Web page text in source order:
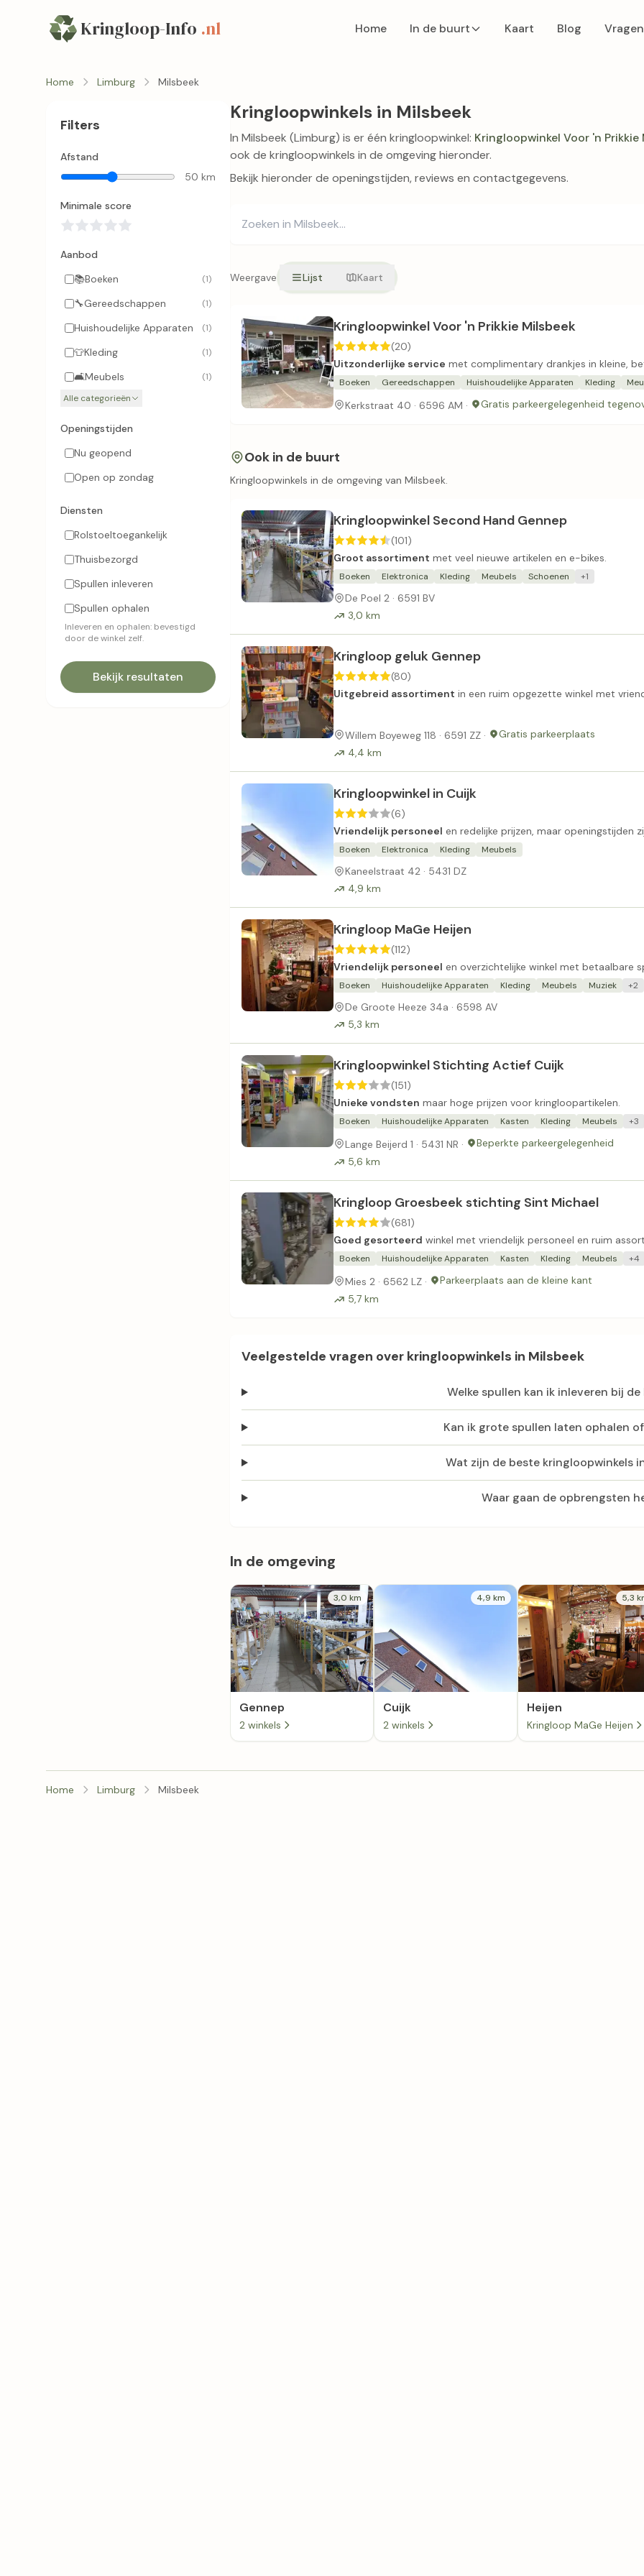
Kringloop-Info .nl Home In de buurt Kaart Blog
Home Limburg Milsbeek
Filters
Afstand
50 km
Minimale score
Aanbod
📚Boeken (1)
🔧Gereedschappen (1)
Huishoudelijke Apparaten (1)
👕Kleding (1)
🛋️Meubels
(1)
Alle categorieën
Openingstijden
Nu geopend
Open op zondag
Diensten
Rolstoeltoegankelijk
Thuisbezorgd
Spullen inleveren
Spullen ophalen
Inleveren en ophalen: bevestigd
door de winkel zelf.
Bekijk resultaten
Kringloopwinkels in Milsbeek
In Milsbeek (Limburg) is er één kringloopwinkel: Kringloopwinkel Voor 'n Prikkie
ook de kringloopwinkels in de omgeving hieronder.
Bekijk hieronder de openingstijden, reviews en contactgegevens.
Weergave Lijst Kaart
Kringloopwinkel Voor 'n Prikkie Milsbeek
(20)
Uitzonderlijke service met complimentary drankjes in kleine,
Boeken Gereedschappen Huishoudelijke Apparaten Kleding
Kerkstraat 40 · 6596 AM · Gratis parkeergelegenheid
Ook in de buurt
Kringloopwinkels in de omgeving van Milsbeek.
Kringloopwinkel Second Hand Gennep
(101)
Groot assortiment met veel nieuwe artikelen en e-bikes.
Boeken Elektronica Kleding Meubels Schoenen +1
De Poel 2 · 6591 BV
3,0 km
Kringloop geluk Gennep
(80)
Uitgebreid assortiment in een ruim opgezette winkel met
Willem Boyeweg 118 · 6591 ZZ ·
Gratis parkeerplaats
4,4 km
Kringloopwinkel in Cuijk
(6)
Vriendelijk personeel en redelijke prijzen, maar openingstijden
Boeken Elektronica Kleding Meubels
Kaneelstraat 42 · 5431 DZ
4,9 km
Kringloop MaGe Heijen
(112)
Vriendelijk personeel en overzichtelijke winkel met betaalbare
Boeken Huishoudelijke Apparaten Kleding Meubels Muziek +2
De Groote Heeze 34a · 6598 AV
5,3 km
Kringloopwinkel Stichting Actief Cuijk
(151)
Unieke vondsten maar hoge prijzen voor kringloopartikelen.
Boeken Huishoudelijke Apparaten Kasten Kleding Meubels +3
Lange Beijerd 1 · 5431 NR ·
Beperkte parkeergelegenheid
5,6 km
Kringloop Groesbeek stichting Sint Michael
(681)
Goed gesorteerd winkel met vriendelijk personeel en ruim
Boeken Huishoudelijke Apparaten Kasten Kleding Meubels +4
Mies 2 · 6562 LZ ·
Parkeerplaats aan de kleine kant
5,7 km
Veelgestelde vragen over kringloopwinkels in Milsbeek
Welke spullen kan ik inleveren bij
Kan ik grote spullen laten ophalen
Wat zijn de beste kringloopwinkels
Waar gaan de opbrengsten
In de omgeving
3,0 km
Gennep
2 winkels
4,9 km
Cuijk
2 winkels
5,3
Heijen
Kringloop MaGe Heijen
Home Limburg Milsbeek